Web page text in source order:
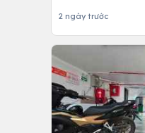
2 ngày trước